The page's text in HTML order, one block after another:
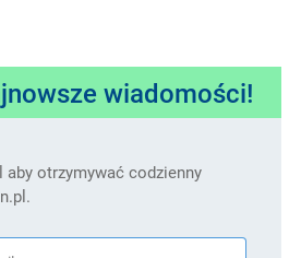
wiadomości!
aby otrzymywać codzienny